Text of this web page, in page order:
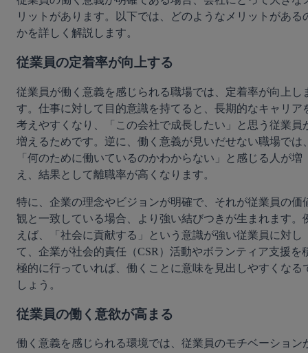
リットがあります。以下では、どのようなメリットがある
かを詳しく解説します。
従業員の定着率が向上する
従業員が働く意義を感じられる職場では、定着率が向上し
す。仕事に対して目的意識を持てると、長期的なキャリア
考えやすくなり、「この会社で成長したい」と思う従業員
増えるためです。逆に、働く意義が見いだせない職場では
「何のために働いているのかわからない」と感じる人が増
え、結果として離職率が高くなります。
特に、企業の理念やビジョンが明確で、それが従業員の価
観と一致している場合、より強い結びつきが生まれます。
えば、「社会に貢献する」という意識が強い従業員に対し
て、企業が社会的責任（CSR）活動やボランティア支援を
極的に行っていれば、働くことに意味を見出しやすくなる
しょう。
従業員の働く意欲が高まる
働く意義を感じられる環境では、従業員のモチベーション